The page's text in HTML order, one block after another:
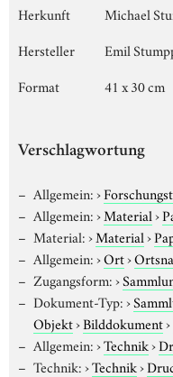
Herkunft
Michael
Hersteller
Emil
Format
41 x 30 cm
Verschlagwortung
Allgemein:›
Allgemein:›Material›
Material:›Material›
Allgemein:›Ort›
Zugangsform:›
Dokument-Typ:›
Objekt›Bilddokument›
Allgemein:›Technik›
Technik:›Technik›